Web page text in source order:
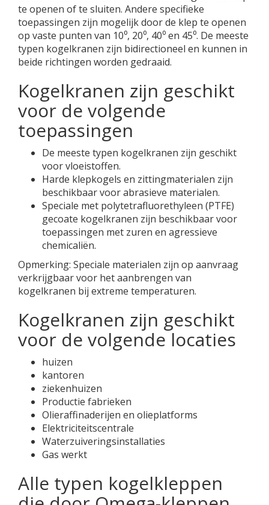
te openen of te sluiten. Andere specifieke
toepassingen zijn mogelijk door de klep te openen
op vaste punten van 10⁰, 20⁰, 40⁰ en 45⁰. De meeste
typen kogelkranen zijn bidirectioneel en kunnen in
beide richtingen worden gedraaid.
Kogelkranen zijn geschikt
voor de volgende
toepassingen
De meeste typen kogelkranen zijn geschikt
voor vloeistoffen.
Harde klepkogels en zittingmaterialen zijn
beschikbaar voor abrasieve materialen.
Speciale met polytetrafluorethyleen (PTFE)
gecoate kogelkranen zijn beschikbaar voor
toepassingen met zuren en agressieve
chemicaliën.
Opmerking: Speciale materialen zijn op aanvraag
verkrijgbaar voor het aanbrengen van
kogelkranen bij extreme temperaturen.
Kogelkranen zijn geschikt
voor de volgende locaties
huizen
kantoren
ziekenhuizen
Productie fabrieken
Olieraffinaderijen en olieplatforms
Elektriciteitscentrale
Waterzuiveringsinstallaties
Gas werkt
Alle typen kogelkleppen